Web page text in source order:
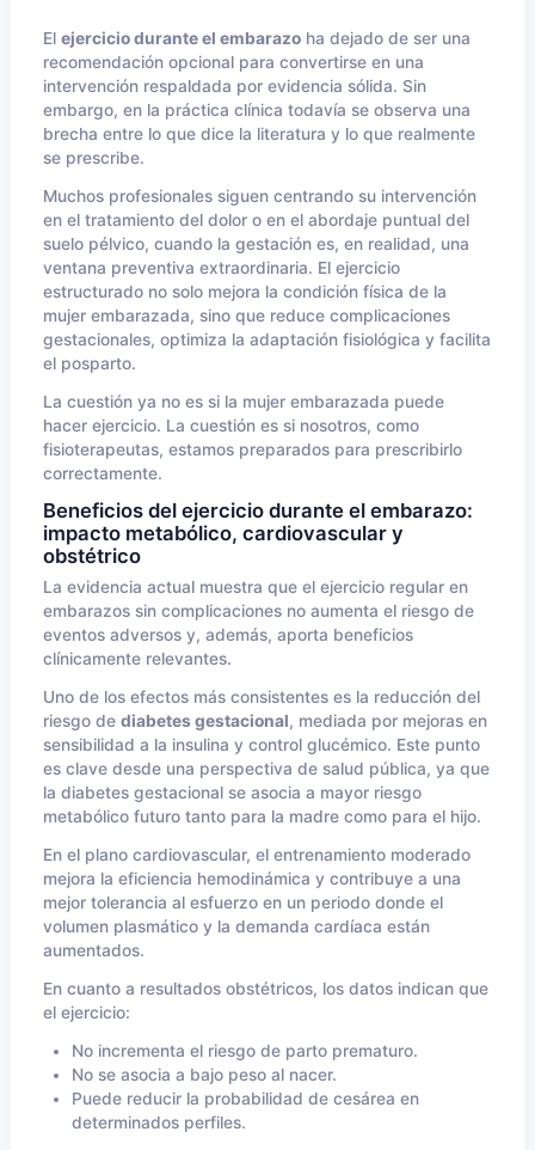
El ejercicio durante el embarazo ha dejado de ser una
recomendación opcional para convertirse en una
intervención respaldada por evidencia sólida. Sin
embargo, en la práctica clínica todavía se observa una
brecha entre lo que dice la literatura y lo que realmente
se prescribe.
Muchos profesionales siguen centrando su intervención
en el tratamiento del dolor o en el abordaje puntual del
suelo pélvico, cuando la gestación es, en realidad, una
ventana preventiva extraordinaria. El ejercicio
estructurado no solo mejora la condición física de la
mujer embarazada, sino que reduce complicaciones
gestacionales, optimiza la adaptación fisiológica y facilita
el posparto.
La cuestión ya no es si la mujer embarazada puede
hacer ejercicio. La cuestión es si nosotros, como
fisioterapeutas, estamos preparados para prescribirlo
correctamente.
Beneficios del ejercicio durante el embarazo:
impacto metabólico, cardiovascular y
obstétrico
La evidencia actual muestra que el ejercicio regular en
embarazos sin complicaciones no aumenta el riesgo de
eventos adversos y, además, aporta beneficios
clínicamente relevantes.
Uno de los efectos más consistentes es la reducción del
riesgo de diabetes gestacional, mediada por mejoras en
sensibilidad a la insulina y control glucémico. Este punto
es clave desde una perspectiva de salud pública, ya que
la diabetes gestacional se asocia a mayor riesgo
metabólico futuro tanto para la madre como para el hijo.
En el plano cardiovascular, el entrenamiento moderado
mejora la eficiencia hemodinámica y contribuye a una
mejor tolerancia al esfuerzo en un periodo donde el
volumen plasmático y la demanda cardíaca están
aumentados.
En cuanto a resultados obstétricos, los datos indican que
el ejercicio:
No incrementa el riesgo de parto prematuro.
No se asocia a bajo peso al nacer.
Puede reducir la probabilidad de cesárea en
determinados perfiles.